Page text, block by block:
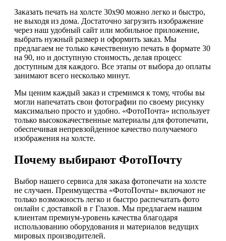
Заказать печать на холсте 30х90 можно легко и быстро,
не выходя из дома. Достаточно загрузить изображение
через наш удобный сайт или мобильное приложение,
выбрать нужный размер и оформить заказ. Мы
предлагаем не только качественную печать в формате 30
на 90, но и доступную стоимость, делая процесс
доступным для каждого. Все этапы от выбора до оплаты
занимают всего несколько минут.
Мы ценим каждый заказ и стремимся к тому, чтобы вы
могли напечатать свои фотографии по своему рисунку
максимально просто и удобно. «ФотоПочта» использует
только высококачественные материалы для фотопечати,
обеспечивая непревзойденное качество получаемого
изображения на холсте.
Почему выбирают ФотоПочту
Выбор нашего сервиса для заказа фотопечати на холсте
не случаен. Преимущества «ФотоПочты» включают не
только возможность легко и быстро распечатать фото
онлайн с доставкой в г Глазов. Мы предлагаем нашим
клиентам премиум-уровень качества благодаря
использованию оборудования и материалов ведущих
мировых производителей.